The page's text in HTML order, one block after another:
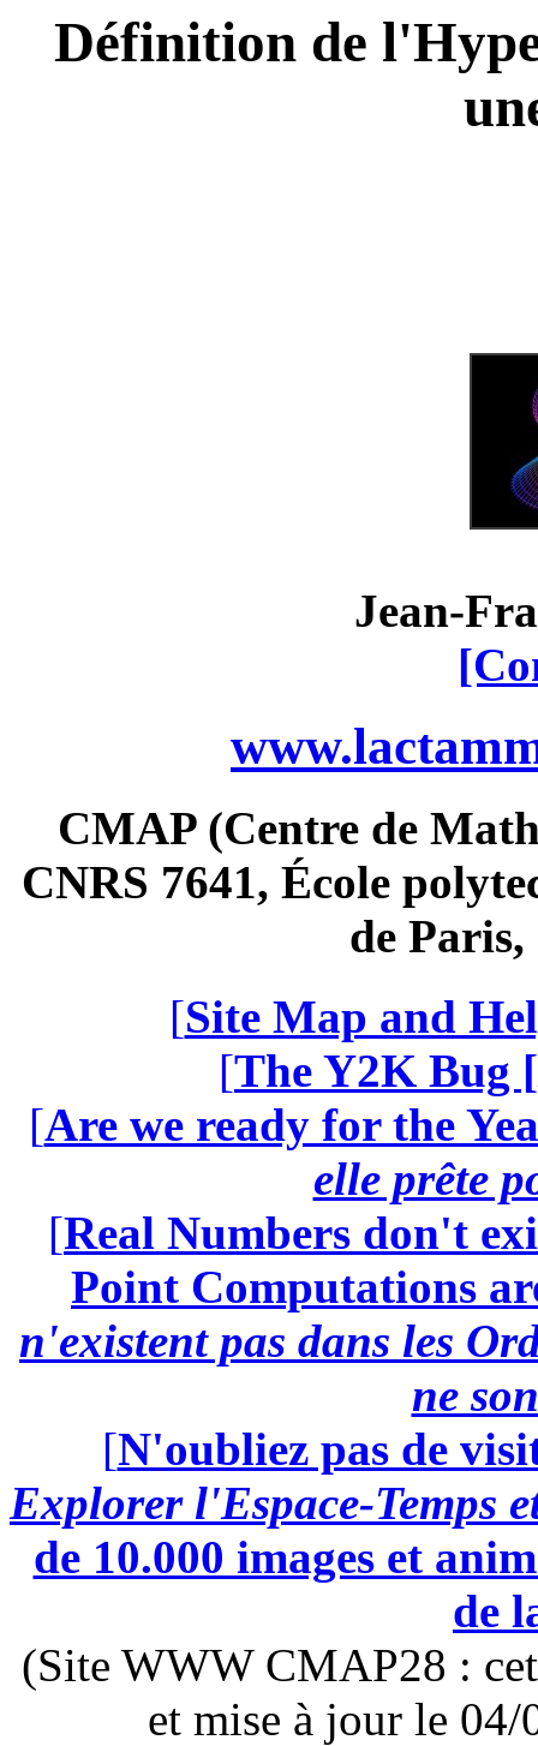
Définition de
Jean-
CMAP (Centre de
CNRS 7641, École
de
[Site Map and
[The Y2K Bug [
[Are we ready for the
elle prête
[Real Numbers don't
Point Computations
n'existent pas dans les
ne
[N'oubliez pas de
Explorer l'Espace-Temps
de 10.000 images et
de
(Site WWW CMAP28 :
et mise à jour le